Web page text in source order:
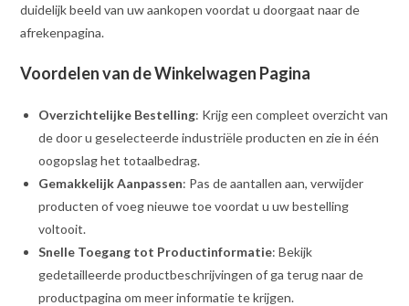
duidelijk beeld van uw aankopen voordat u doorgaat naar de
afrekenpagina.
Voordelen van de Winkelwagen Pagina
Overzichtelijke Bestelling: Krijg een compleet overzicht van
de door u geselecteerde industriële producten en zie in één
oogopslag het totaalbedrag.
Gemakkelijk Aanpassen: Pas de aantallen aan, verwijder
producten of voeg nieuwe toe voordat u uw bestelling
voltooit.
Snelle Toegang tot Productinformatie: Bekijk
gedetailleerde productbeschrijvingen of ga terug naar de
productpagina om meer informatie te krijgen.